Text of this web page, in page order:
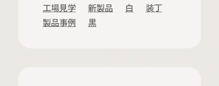
工場見学
新製品 白
装丁
製品事例
黒